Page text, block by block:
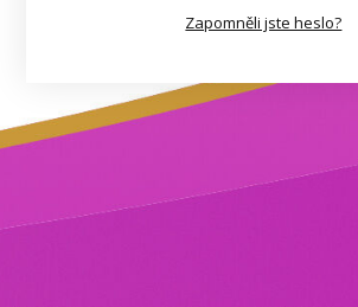
Zapomněli jste heslo?